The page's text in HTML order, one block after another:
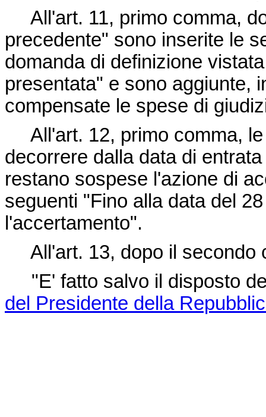
All'art. 11, primo comma,
precedente" sono inserite le
domanda di definizione
presentata" e sono aggiunte,
compensate le spese di
All'art. 12, primo comma, le
decorrere dalla data di
restano sospese l'azione di
seguenti "Fino alla data del
l'accertamento".
All'art. 13, dopo il secondo
"E' fatto salvo il disposto
del Presidente della